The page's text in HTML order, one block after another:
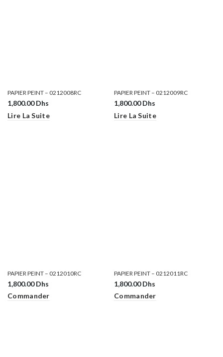
PAPIER PEINT – 0212008RC
1,800.00Dhs
Lire La Suite
PAPIER PEINT – 0212009RC
1,800.00Dhs
Lire La Suite
PAPIER PEINT – 0212010RC
1,800.00Dhs
Commander
PAPIER PEINT – 0212011RC
1,800.00Dhs
Commander